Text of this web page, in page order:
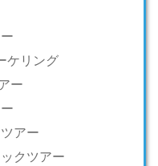
ケリング
ー
アー
クツアー